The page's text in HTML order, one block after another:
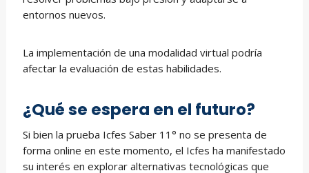
entornos nuevos.
La implementación de una modalidad virtual podría
afectar la evaluación de estas habilidades.
¿Qué se espera en el futuro?
Si bien la prueba Icfes Saber 11° no se presenta de
forma online en este momento, el Icfes ha manifestado
su interés en explorar alternativas tecnológicas que